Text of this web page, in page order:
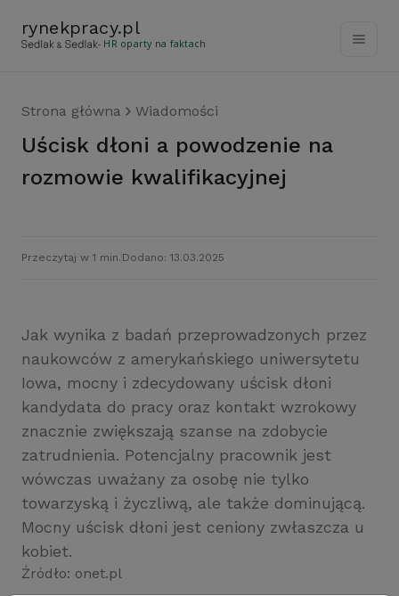
rynekpracy.pl
- HR oparty na faktach
Strona główna Wiadomości
Uścisk dłoni a powodzenie na
rozmowie kwalifikacyjnej
Przeczytaj w 1 min. Dodano: 13.03.2025
Jak wynika z badań przeprowadzonych przez
naukowców z amerykańskiego uniwersytetu
Iowa, mocny i zdecydowany uścisk dłoni
kandydata do pracy oraz kontakt wzrokowy
znacznie zwiększają szanse na zdobycie
zatrudnienia. Potencjalny pracownik jest
wówczas uważany za osobę nie tylko
towarzyską i życzliwą, ale także dominującą.
Mocny uścisk dłoni jest ceniony zwłaszcza u
kobiet.
Źródło: onet.pl